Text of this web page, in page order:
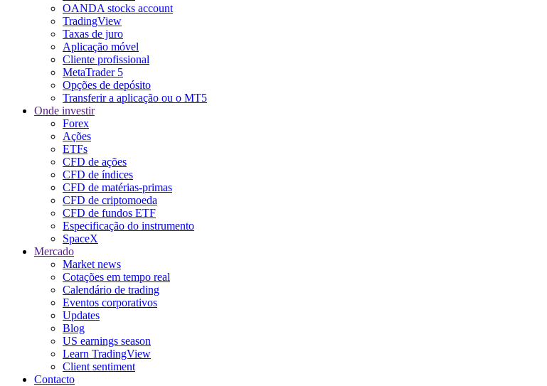
OANDA stocks account
TradingView
Taxas de juro
Aplicação móvel
Cliente profissional
MetaTrader 5
Opções de depósito
Transferir a aplicação ou o MT5
Onde investir
Forex
Ações
ETFs
CFD de ações
CFD de índices
CFD de matérias-primas
CFD de criptomoeda
CFD de fundos ETF
Especificação do instrumento
SpaceX
Mercado
Market news
Cotações em tempo real
Calendário de trading
Eventos corporativos
Updates
Blog
US earnings season
Learn TradingView
Client sentiment
Contacto